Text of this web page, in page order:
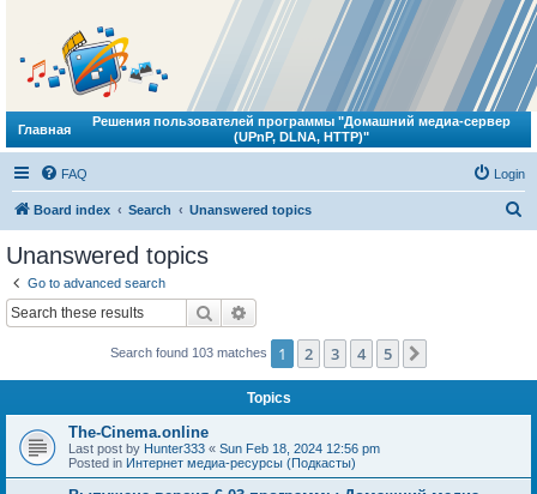
Главная
Решения пользователей программы "Домашний медиа-сервер
(UPnP, DLNA, HTTP)"
FAQ Login
Board index Search Unanswered topics
Unanswered topics
Go to advanced search
Search
Search found 103 matches 1 2 3 4 5
Topics
The-Cinema.online
Last post by Hunter333 « Sun Feb 18, 2024 12:56 pm
Posted in Интернет медиа-ресурсы (Подкасты)